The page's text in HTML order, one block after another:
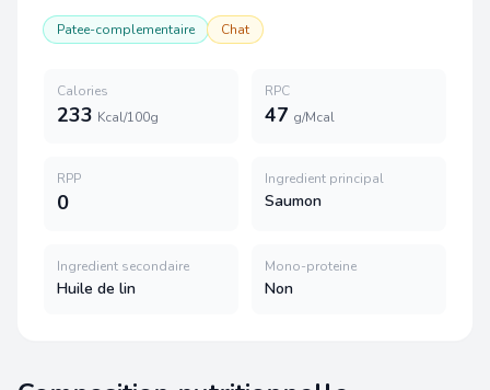
Patee-complementaire Chat
Calories
233 Kcal/100g
RPC
47 g/Mcal
RPP
0
Ingredient principal
Saumon
Ingredient secondaire
Huile de lin
Mono-proteine
Non